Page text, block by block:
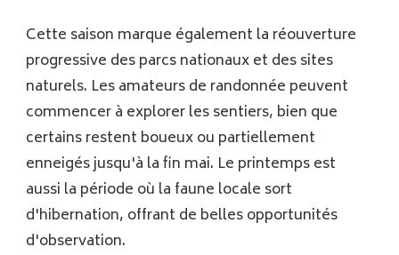
Cette saison marque également la réouverture
progressive des parcs nationaux et des sites
naturels. Les amateurs de randonnée peuvent
commencer à explorer les sentiers, bien que
certains restent boueux ou partiellement
enneigés jusqu'à la fin mai. Le printemps est
aussi la période où la faune locale sort
d'hibernation, offrant de belles opportunités
d'observation.